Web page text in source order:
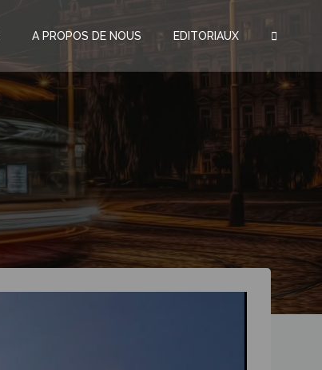
A PROPOS DE NOUS EDITORIAUX